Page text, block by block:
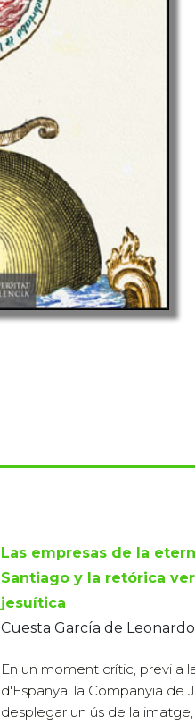
Las empresas de la
Santiago y la retórica
jesuítica
Cuesta García de
En un moment crític, previ a
d'Espanya, la Companyia de
desplegar un ús de la